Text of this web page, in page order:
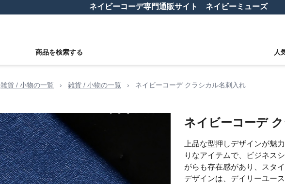
ネイビーコーデ専門通販サイト ネイビーミューズ
商品を検索する 人
雑貨 / 小物の一覧 › 雑貨 / 小物の一覧 › ネイビーコーデ クラシカル名刺入れ
ネイビーコーデ
上品な型押しデザインが魅
りなアイテムで、ビジネス
がらも存在感があり、スタ
デザインは、デイリーユー